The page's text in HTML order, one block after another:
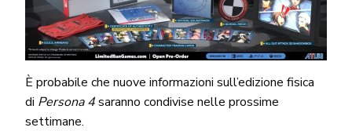
È probabile che nuove informazioni sull’edizione fisica
di Persona 4saranno condivise nelle prossime
settimane.